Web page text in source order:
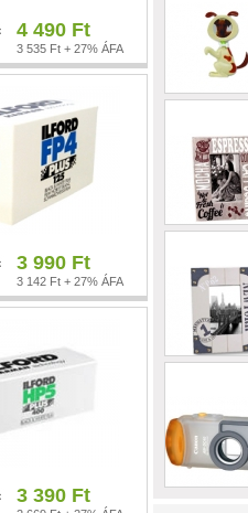
4 490 Ft
3 535 Ft + 27% ÁFA
3 990 Ft
3 142 Ft + 27% ÁFA
3 390 Ft